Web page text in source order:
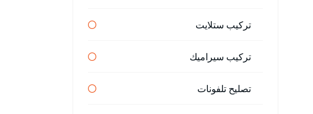
تركيب ستلايت
تركيب سيراميك
تصليح تلفونات